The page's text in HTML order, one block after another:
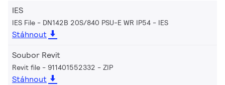
IES
IES File - DN142B 20S/840 PSU-E WR IP54 IES
Stáhnout
Soubor Revit
Revit file - 911401552332 ZIP
Stáhnout